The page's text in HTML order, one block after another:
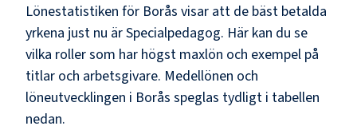
Lönestatistiken för Borås visar att de bäst betalda
yrkena just nu ärSpecialpedagog. Här kan du se
vilka roller som har högst maxlön och exempel på
titlar och arbetsgivare. Medellönen och
löneutvecklingen i Borås speglas tydligt i tabellen
nedan.